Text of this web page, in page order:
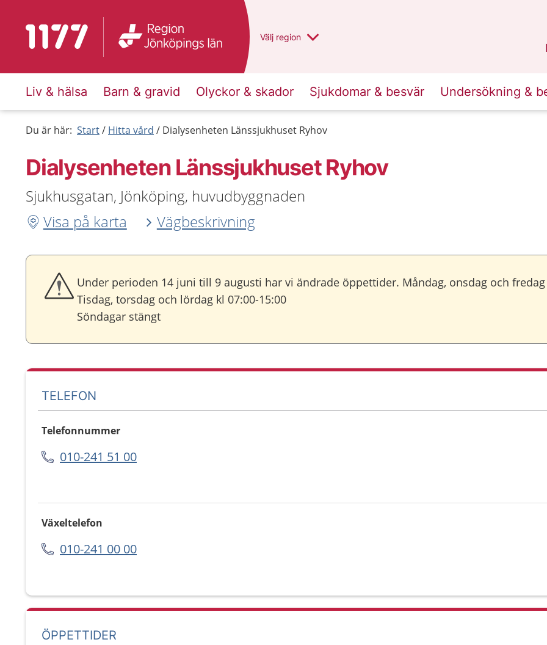
Till startsidan för 1177 Du har valt region
Välj en annan
region
Liv & hälsa Barn & gravid Olyckor & skador Sjukdomar & besvär Undersökning &
Du är här: Start Hitta vård Dialysenheten Länssjukhuset Ryhov
Dialysenheten Länssjukhuset Ryhov
Sjukhusgatan, Jönköping, huvudbyggnaden
Visa på karta
Vägbeskrivning
Under perioden 14 juni till 9 augusti har vi ändrade öppettider. Måndag, onsdag och fredag
Tisdag, torsdag och lördag kl 07:00-15:00
Söndagar stängt
TELEFON
Telefonnummer
010-241 51 00
Växeltelefon
010-241 00 00
ÖPPETTIDER